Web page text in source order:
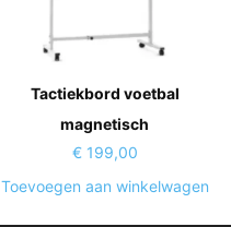
Tactiekbord voetbal
magnetisch
€199,00
Toevoegen aan winkelwagen